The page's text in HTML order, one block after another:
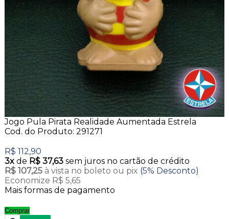
Jogo Pula Pirata Realidade Aumentada Estrela
Cod. do Produto: 291271
R$ 112,90
3xde R$ 37,63 sem juros no cartão de crédito
R$ 107,25 à vista no boleto ou pix (5% Desconto)
Economize R$ 5,65
Mais formas de pagamento
Comprar